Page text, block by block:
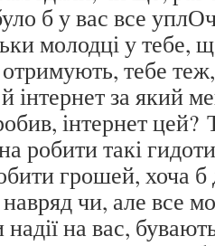
б у вас все
молодці у тебе,
тебе
інтернет за який
інтернет цей?
робити такі
грошей, хоча б
навряд чи, але все
надії на вас,